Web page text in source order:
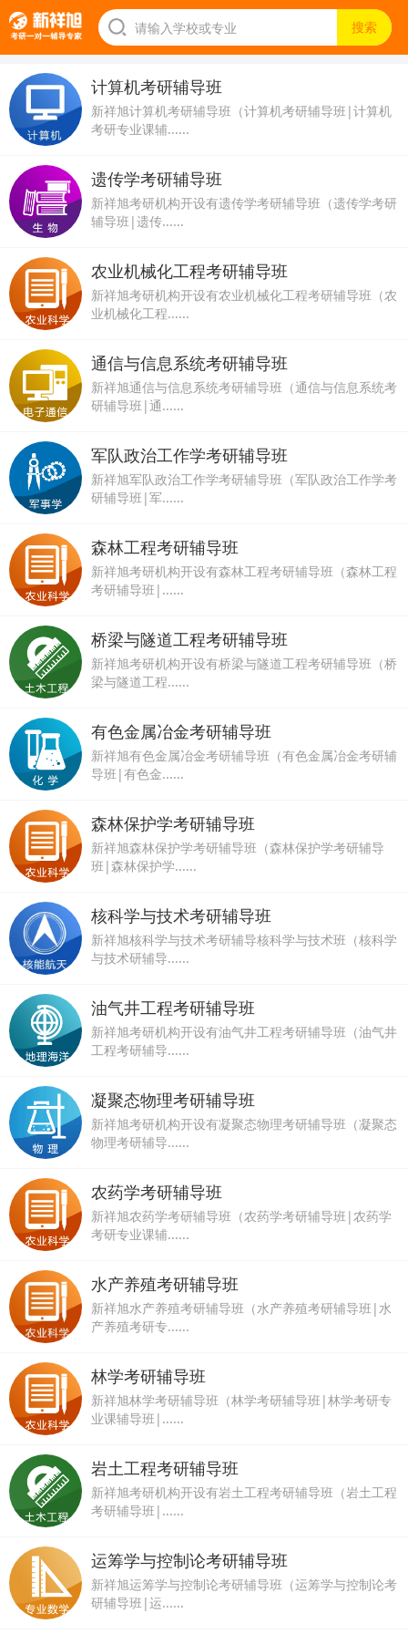
计算机考研辅导班
新祥旭计算机考研辅导班（计算机考研辅导班|计算机
考研专业课辅......
遗传学考研辅导班
新祥旭考研机构开设有遗传学考研辅导班（遗传学考研
辅导班|遗传......
农业机械化工程考研辅导班
新祥旭考研机构开设有农业机械化工程考研辅导班（农
业机械化工程......
通信与信息系统考研辅导班
新祥旭通信与信息系统考研辅导班（通信与信息系统考
研辅导班|通......
军队政治工作学考研辅导班
新祥旭军队政治工作学考研辅导班（军队政治工作学考
研辅导班|军......
森林工程考研辅导班
新祥旭考研机构开设有森林工程考研辅导班（森林工程
考研辅导班|......
桥梁与隧道工程考研辅导班
新祥旭考研机构开设有桥梁与隧道工程考研辅导班（桥
梁与隧道工程......
有色金属冶金考研辅导班
新祥旭有色金属冶金考研辅导班（有色金属冶金考研辅
导班|有色金......
森林保护学考研辅导班
新祥旭森林保护学考研辅导班（森林保护学考研辅导
班|森林保护学......
核科学与技术考研辅导班
新祥旭核科学与技术考研辅导核科学与技术班（核科学
与技术研辅导......
油气井工程考研辅导班
新祥旭考研机构开设有油气井工程考研辅导班（油气井
工程考研辅导......
凝聚态物理考研辅导班
新祥旭考研机构开设有凝聚态物理考研辅导班（凝聚态
物理考研辅导......
农药学考研辅导班
新祥旭农药学考研辅导班（农药学考研辅导班|农药学
考研专业课辅......
水产养殖考研辅导班
新祥旭水产养殖考研辅导班（水产养殖考研辅导班|水
产养殖考研专......
林学考研辅导班
新祥旭林学考研辅导班（林学考研辅导班|林学考研专
业课辅导班|......
岩土工程考研辅导班
新祥旭考研机构开设有岩土工程考研辅导班（岩土工程
考研辅导班|......
运筹学与控制论考研辅导班
新祥旭运筹学与控制论考研辅导班（运筹学与控制论考
研辅导班|运......